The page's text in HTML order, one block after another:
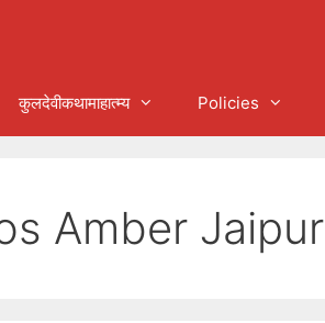
कुलदेवीकथामाहात्म्य Policies
Amber Jaipur